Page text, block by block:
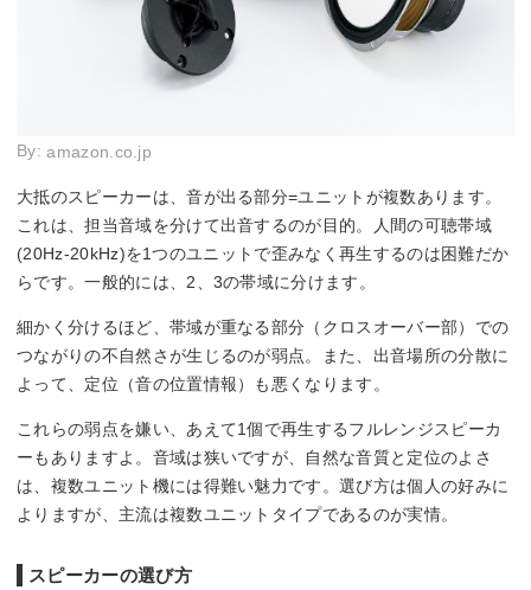
By:amazon.co.jp
大抵のスピーカーは、音が出る部分=ユニットが複数あります。
これは、担当音域を分けて出音するのが目的。人間の可聴帯域
(20Hz-20kHz)を1つのユニットで歪みなく再生するのは困難だか
らです。一般的には、2、3の帯域に分けます。
細かく分けるほど、帯域が重なる部分（クロスオーバー部）での
つながりの不自然さが生じるのが弱点。また、出音場所の分散に
よって、定位（音の位置情報）も悪くなります。
これらの弱点を嫌い、あえて1個で再生するフルレンジスピーカ
ーもありますよ。音域は狭いですが、自然な音質と定位のよさ
は、複数ユニット機には得難い魅力です。選び方は個人の好みに
よりますが、主流は複数ユニットタイプであるのが実情。
スピーカーの選び方